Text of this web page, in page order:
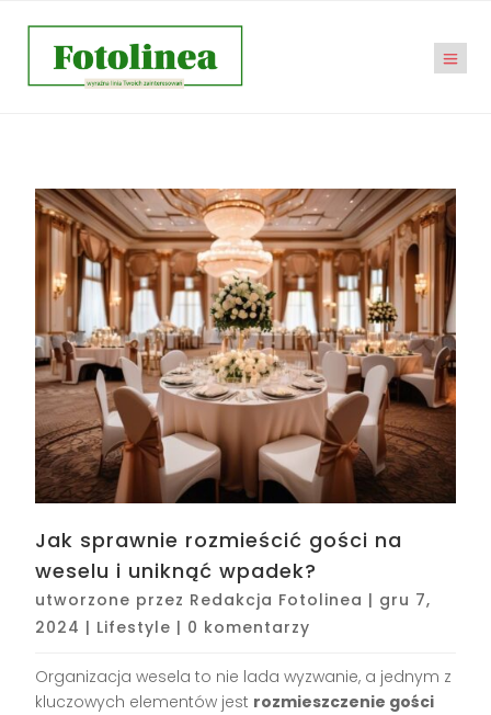
Jak sprawnie rozmieścić gości na
weselu i uniknąć wpadek?
utworzone przez Redakcja Fotolinea | gru 7,
2024 | Lifestyle | 0 komentarzy
Organizacja wesela to nie lada wyzwanie, a jednym z
kluczowych elementów jest rozmieszczenie gości